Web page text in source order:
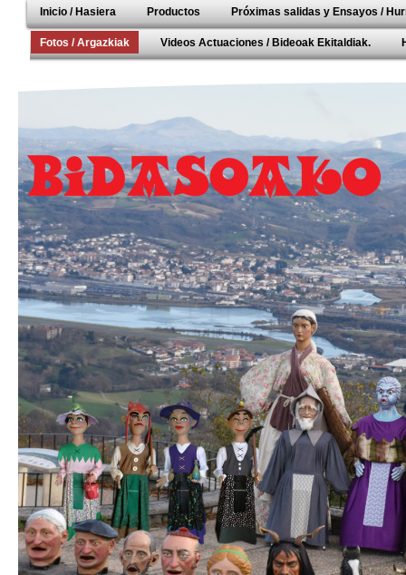
Inicio / Hasiera Productos Próximas salidas y Ensayos /
Fotos / Argazkiak Videos Actuaciones / Bideoak Ekitaldiak.